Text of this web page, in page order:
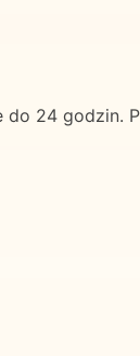
do 24 godzin.